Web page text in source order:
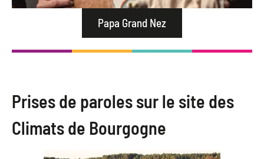
Papa Grand Nez
Prises de paroles sur le site des
Climats de Bourgogne